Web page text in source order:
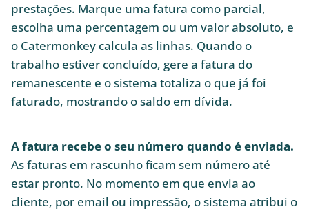
prestações. Marque uma fatura como parcial,
escolha uma percentagem ou um valor absoluto, e
o Catermonkey calcula as linhas. Quando o
trabalho estiver concluído, gere a fatura do
remanescente e o sistema totaliza o que já foi
faturado, mostrando o saldo em dívida.
A fatura recebe o seu número quando é enviada.
As faturas em rascunho ficam sem número até
estar pronto. No momento em que envia ao
cliente, por email ou impressão, o sistema atribui o